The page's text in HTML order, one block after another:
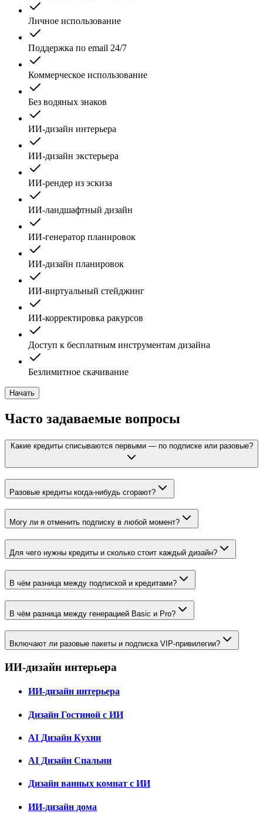
Личное использование
Поддержка по email 24/7
Коммерческое использование
Без водяных знаков
ИИ-дизайн интерьера
ИИ-дизайн экстерьера
ИИ-рендер из эскиза
ИИ-ландшафтный дизайн
ИИ-генератор планировок
ИИ-дизайн планировок
ИИ-виртуальный стейджинг
ИИ-корректировка ракурсов
Доступ к бесплатным инструментам дизайна
Безлимитное скачивание
Начать
Часто задаваемые вопросы
Какие кредиты списываются первыми — по подписке или разовые?
Разовые кредиты когда-нибудь сгорают?
Могу ли я отменить подписку в любой момент?
Для чего нужны кредиты и сколько стоит каждый дизайн?
В чём разница между подпиской и кредитами?
В чём разница между генерацией Basic и Pro?
Включают ли разовые пакеты и подписка VIP-привилегии?
ИИ-дизайн интерьера
ИИ-дизайн интерьера
Дизайн Гостиной с ИИ
AI Дизайн Кухни
AI Дизайн Спальни
Дизайн ванных комнат с ИИ
ИИ-дизайн дома